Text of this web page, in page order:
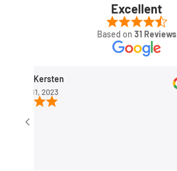
Excellent
Based on 31 Reviews
Rob Kersten
Sep 11, 2023